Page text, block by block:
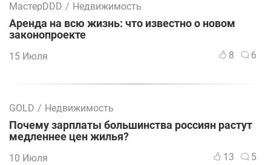
МастерDDD / Недвижимость
Аренда на всю жизнь: что известно о новом
законопроекте
15 Июля 8 6
GOLD / Недвижимость
Почему зарплаты большинства россиян растут
медленнее цен жилья?
10 Июля 13 5